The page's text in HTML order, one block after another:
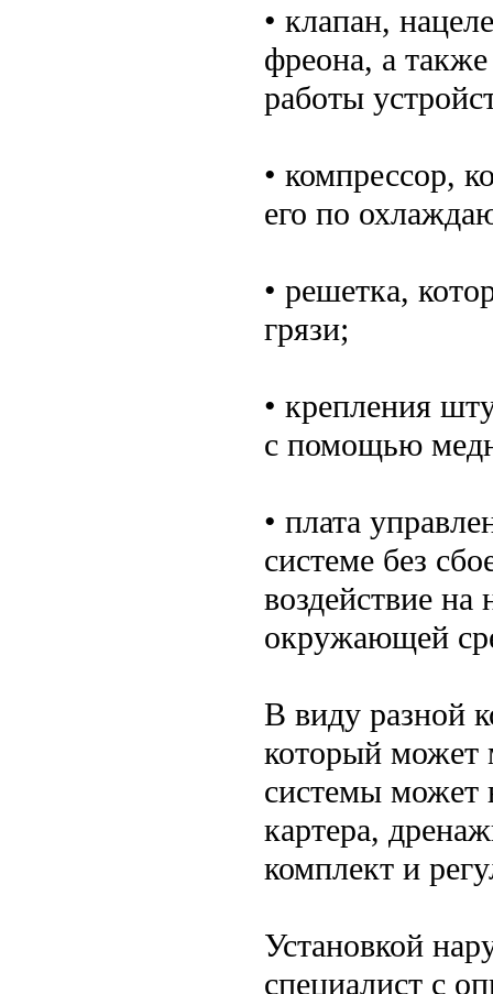
• клапан,
фреона, а
работы
• компрессор,
его по
• решетка,
грязи;
• крепления
с помощью
• плата
системе без
воздействие
окружающей
В виду разной
который может
системы может
картера,
комплект и
Установкой
специалист с